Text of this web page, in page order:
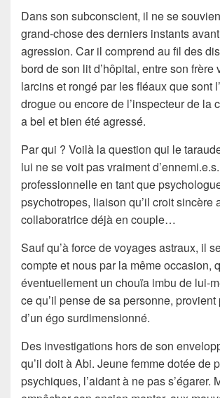
Dans son subconscient, il ne se
grand-chose des derniers instants
agression. Car il comprend au fil des
bord de son lit d’hôpital, entre son frère
larcins et rongé par les fléaux que sont
drogue ou encore de l’inspecteur de la
a bel et bien été agressé.
Par qui ? Voilà la question qui le
lui ne se voit pas vraiment
professionnelle en tant que
psychotropes, liaison qu’il croit sincère
collaboratrice déjà en couple…
Sauf qu’à force de voyages astraux, il
compte et nous par la même occasion,
éventuellement un chouïa imbu de lui-
ce qu’il pense de sa personne,
d’un égo surdimensionné.
Des investigations hors de son
qu’il doit à Abi. Jeune femme dotée de
psychiques, l’aidant à ne pas s’égarer.